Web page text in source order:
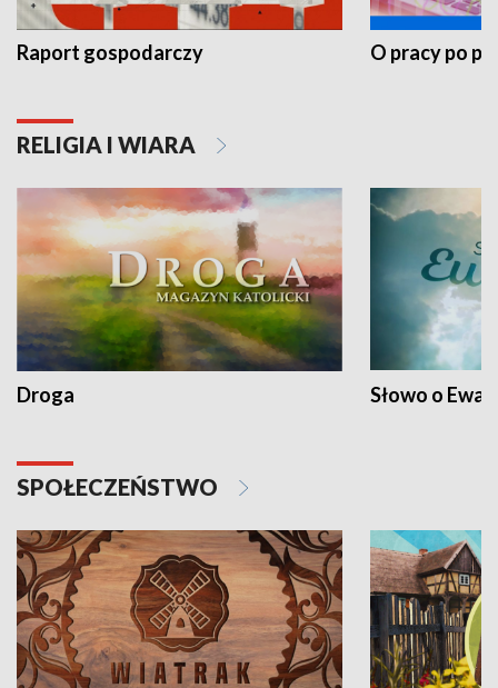
Raport gospodarczy O pracy po
RELIGIA I WIARA
Droga Słowo o
SPOŁECZEŃSTWO